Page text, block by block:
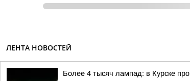
ЛЕНТА НОВОСТЕЙ
Более 4 тысяч лампад: в Курске